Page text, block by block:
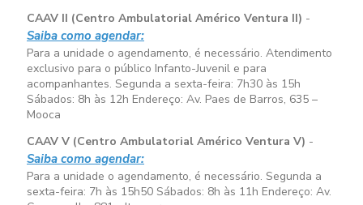
CAAV II (Centro Ambulatorial Américo Ventura II) -
Saiba como agendar:
Para a unidade o agendamento, é necessário. Atendimento
exclusivo para o público Infanto-Juvenil e para
acompanhantes. Segunda a sexta-feira: 7h30 às 15h
Sábados: 8h às 12h Endereço: Av. Paes de Barros, 635 –
Mooca
CAAV V (Centro Ambulatorial Américo Ventura V) -
Saiba como agendar:
Para a unidade o agendamento, é necessário. Segunda a
sexta-feira: 7h às 15h50 Sábados: 8h às 11h Endereço: Av.